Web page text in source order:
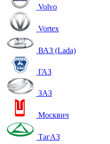
Volvo
Vortex
ВАЗ (Lada)
ГАЗ
ЗАЗ
Москвич
ТагАЗ